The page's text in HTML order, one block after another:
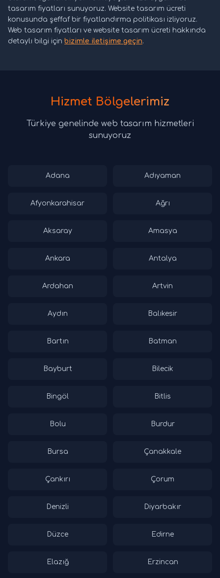
tasarım fiyatları sunuyoruz. Website tasarım ücreti
konusunda şeffaf bir fiyatlandırma politikası izliyoruz.
Web tasarım fiyatları ve website tasarım ücreti hakkında
detaylı bilgi için bizimle iletişime geçin.
Hizmet Bölgelerimiz
Türkiye genelinde web tasarım hizmetleri
sunuyoruz
Adana Adıyaman
Afyonkarahisar Ağrı
Aksaray Amasya
Ankara Antalya
Ardahan Artvin
Aydın Balıkesir
Bartın Batman
Bayburt Bilecik
Bingöl Bitlis
Bolu Burdur
Bursa Çanakkale
Çankırı Çorum
Denizli Diyarbakır
Düzce Edirne
Elazığ Erzincan